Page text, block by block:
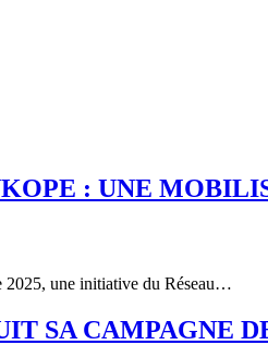
: UNE
2025, une initiative du Réseau…
SA CAMPAGNE